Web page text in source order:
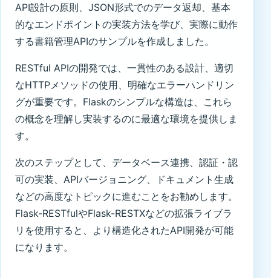
API設計の原則、JSON形式でのデータ返却、基本
的なエンドポイントの実装方法を学び、実際に動作
する書籍管理APIのサンプルを作成しました。
RESTful APIの開発では、一貫性のある設計、適切
なHTTPメソッドの使用、明確なエラーハンドリン
グが重要です。Flaskのシンプルな構造は、これら
の概念を理解し実装するのに最適な環境を提供しま
す。
次のステップとして、データベース連携、認証・認
可の実装、APIバージョニング、ドキュメント生成
などの高度なトピックに進むことをお勧めします。
Flask-RESTfulやFlask-RESTXなどの拡張ライブラ
リを使用すると、より構造化されたAPI開発が可能
になります。